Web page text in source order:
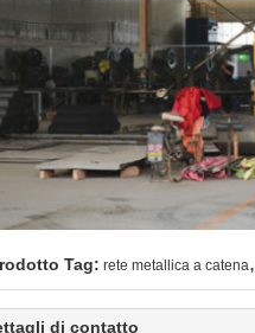
Tag: rete metallica a catena,
di contatto